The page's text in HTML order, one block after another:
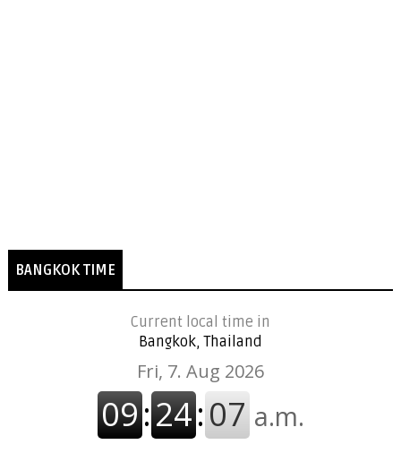
BANGKOK TIME
Current local time in
Bangkok, Thailand